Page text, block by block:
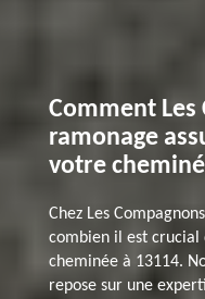
Comment Les
ramonage
votre
Chez Les
combien il est
cheminée à 13114.
repose sur une